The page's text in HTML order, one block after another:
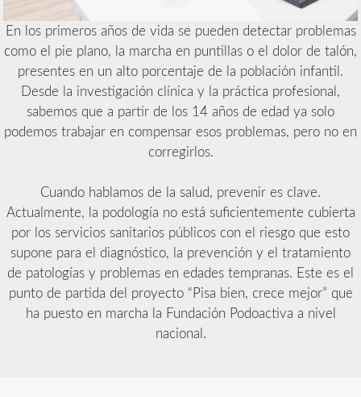
En los primeros años de vida se pueden detectar problemas
como el pie plano, la marcha en puntillas o el dolor de talón,
presentes en un alto porcentaje de la población infantil.
Desde la investigación clínica y la práctica profesional,
sabemos que a partir de los 14 años de edad ya solo
podemos trabajar en compensar esos problemas, pero no en
corregirlos.
Cuando hablamos de la salud, prevenir es clave.
Actualmente, la podología no está suficientemente cubierta
por los servicios sanitarios públicos con el riesgo que esto
supone para el diagnóstico, la prevención y el tratamiento
de patologías y problemas en edades tempranas. Este es el
punto de partida del proyecto “Pisa bien, crece mejor” que
ha puesto en marcha la Fundación Podoactiva a nivel
nacional.